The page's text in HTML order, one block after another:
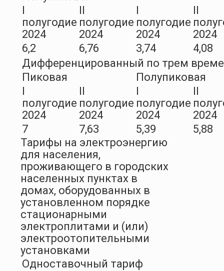
полугодие
2024
полугодие
2024
полугодие
2024
2024
6,2
6,76 3,74
4,08
Дифференцированный по трем
Пиковая
Полупиковая
полугодие
2024
полугодие
2024
полугодие
2024
2024
7
7,63 5,39
5,88
Тарифы на электроэнергию
для населения,
проживающего в городских
населенных пунктах в
домах, оборудованных в
установленном порядке
стационарными
электроплитами и (или)
электроотопительными
установками
Одноставочный тариф